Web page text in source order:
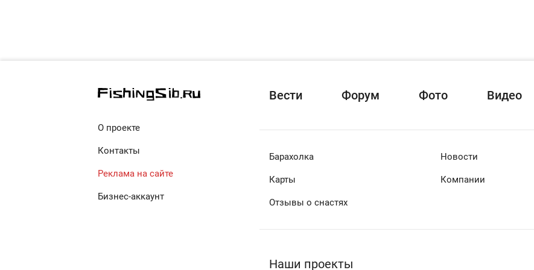
О проекте
Контакты
Реклама на сайте
Бизнес-аккаунт
Вести Форум Фото Видео
Барахолка
Карты
Отзывы о снастях
Новости
Компании
Наши проекты